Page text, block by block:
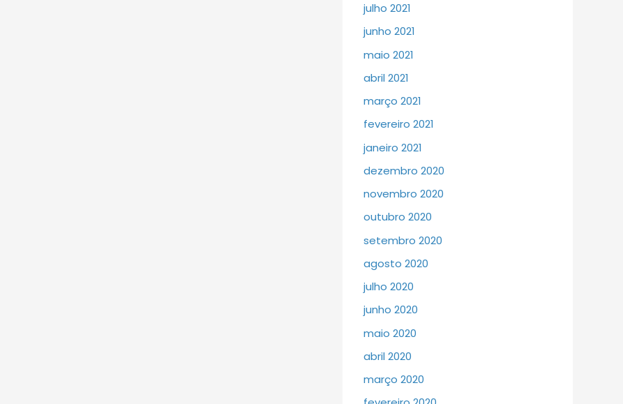
julho 2021
junho 2021
maio 2021
abril 2021
março 2021
fevereiro 2021
janeiro 2021
dezembro 2020
novembro 2020
outubro 2020
setembro 2020
agosto 2020
julho 2020
junho 2020
maio 2020
abril 2020
março 2020